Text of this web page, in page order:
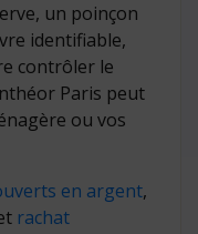
un poinçon
identifiable,
contrôler le
Paris peut
ou vos
en argent,
rachat